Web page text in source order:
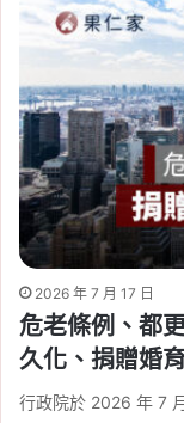
2026 年 7 月 17 日
危老條例、都
久化、捐贈婚
行政院於 2026 年 7